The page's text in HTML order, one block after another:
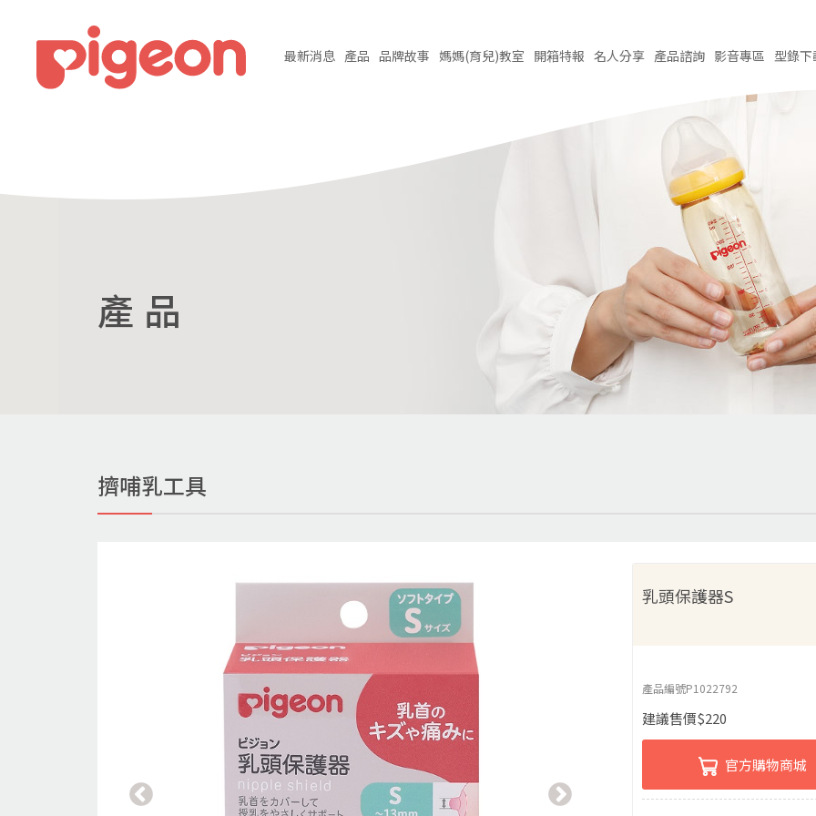
最新消息 產品 品牌故事 媽媽(育兒)教室 開箱特報 名人分享 產品諮詢 影音專區 型錄下
產 品
擠哺乳工具
乳頭保護器S
產品編號P1022792
建議售價$220
官方購物商城